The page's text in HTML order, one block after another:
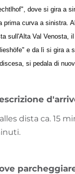
dove si gira a
prima curva a sinistra.
sull'Alta Val Venosta,
e da lì si gira a
discesa, si pedala di
dista ca. 15